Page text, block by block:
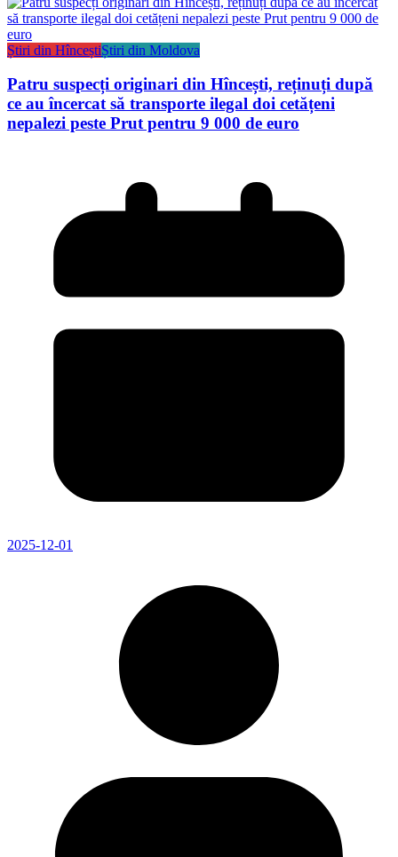
Știri din HînceștiȘtiri din Moldova
Patru suspecți originari din Hîncești, reținuți după
ce au încercat să transporte ilegal doi cetățeni
nepalezi peste Prut pentru 9 000 de euro
2025-12-01